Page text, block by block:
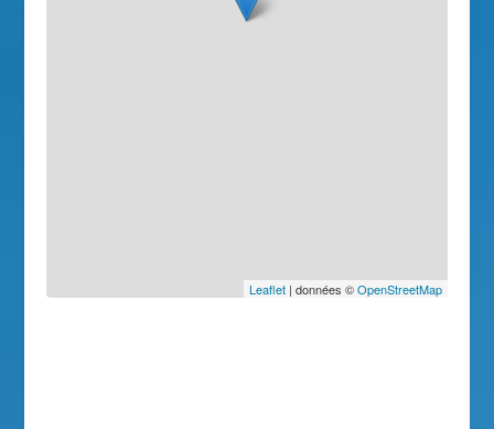
Leaflet| données ©OpenStreetMap